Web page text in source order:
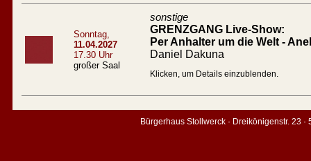
Sonntag,
11.04.2027
17.30 Uhr
großer Saal
sonstige
GRENZGANG Live-Show:
Per Anhalter um die Welt -
Daniel Dakuna
Klicken, um Details einzublenden.
Bürgerhaus Stollwerck · Dreikönigenstr. 23